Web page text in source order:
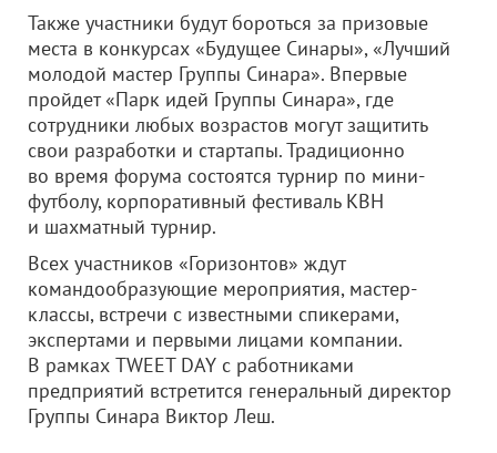
Также участники будут бороться за призовые
места в конкурсах «Будущее Синары», «Лучший
молодой мастер Группы Синара». Впервые
пройдет «Парк идей Группы Синара», где
сотрудники любых возрастов могут защитить
свои разработки и стартапы. Традиционно
во время форума состоятся турнир по мини-
футболу, корпоративный фестиваль КВН
и шахматный турнир.
Всех участников «Горизонтов» ждут
командообразующие мероприятия, мастер-
классы, встречи с известными спикерами,
экспертами и первыми лицами компании.
В рамках TWEET DAY с работниками
предприятий встретится генеральный директор
Группы Синара Виктор Леш.